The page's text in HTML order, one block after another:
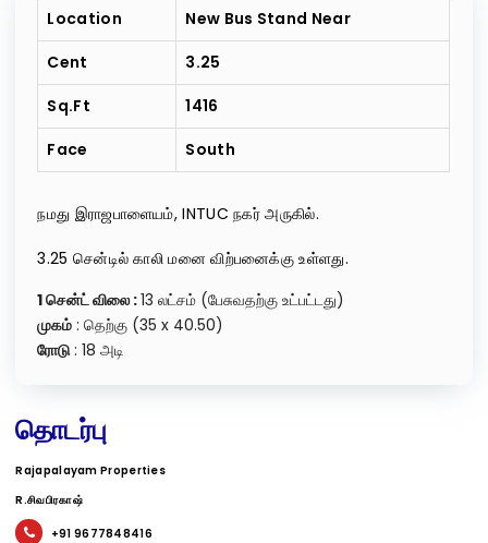
Location
New Bus Stand Near
Cent
3.25
Sq.ft
1416
Face
South
நமது இராஜபாளையம், INTUC நகர் அருகில்.
3.25 சென்டில் காலி மனை விற்பனைக்கு உள்ளது.
1 சென்ட் விலை :13 லட்சம் (பேசுவதற்கு உட்பட்டது)
முகம் : தெற்கு (35 x 40.50)
ரோடு: 18 அடி
தொடர்பு
Rajapalayam Properties
R.சிவபிரகாஷ்
+91 9677848416